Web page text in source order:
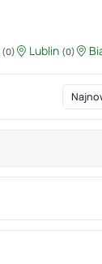
(0) Lublin (0)